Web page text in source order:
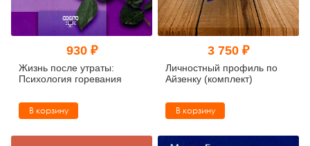
930 ₽
Жизнь после утраты:
Психология горевания
В корзину
3 750 ₽
Личностный профиль по
Айзенку (комплект)
В корзину